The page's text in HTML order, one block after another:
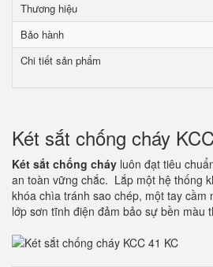
Thương hiệu
Bảo hành
Chi tiết sản phẩm
Két sắt chống cháy
Két sắt chống cháy luôn đạt tiêu
an toàn vững chắc. Lắp một hệ thống
khóa chìa tránh sao chép, một tay
lớp sơn tĩnh điện đảm bảo sự bền màu